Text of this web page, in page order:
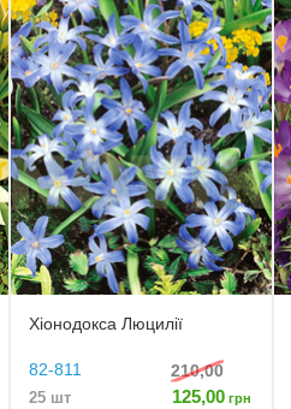
Хіонодокса Люцилії
82-811
25 шт
210,00
125,00 грн